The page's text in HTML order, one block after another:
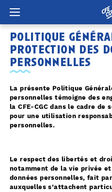
politique
protection des
personnelles
La présente Politique
personnelles témoigne des
la CFE-CGC dans le cadre
pour une utilisation
personnelles.
Le respect des libertés et
notamment de la vie privée
données personnelles, fait
auxquelles s’attachent
Panneau de gestion des cookies